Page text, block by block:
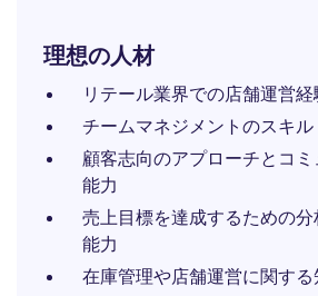
理想の人材
リテール業界での店舗運営経
チームマネジメントのスキル
顧客志向のアプローチとコ
能力
売上目標を達成するための
能力
在庫管理や店舗運営に関する